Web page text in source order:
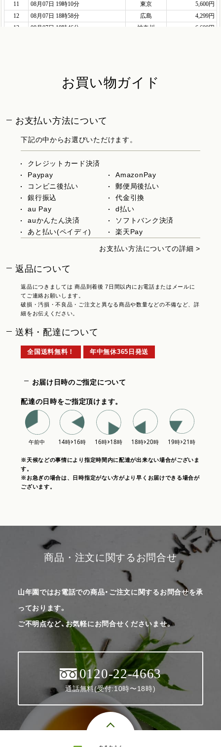
お買い物ガイド
お支払い方法について
下記の中からお選びいただけます。
クレジットカード決済
Paypay
AmazonPay
コンビニ後払い
郵便局後払い
銀行振込
代金引換
au Pay
d払い
auかんたん決済
ソフトバンク決済
あと払い(ペイディ)
楽天Pay
お支払い方法についての詳細 >
返品について
返品につきましては 商品到着後 7日間以内にお電話またはメールに
てご連絡お願いします。
破損・汚損・不良品・ご注文と異なる商品や数量などの不備など、詳
細をお伝えください。
送料・配達について
全国送料無料！ 年中無休365日発送
お届け日時のご指定について
配達の日時をご指定頂けます。
※天候などの事情により指定時間内に配達が出来ない場合がございま
す。
※お急ぎの場合は、日時指定がない方がより早くお届けできる場合が
ございます。
商品・注文に関するお問合せ
山年園ではお電話での商品・ご注文に関するお問合せを承
っております。
ご不明点など、お気軽にお問合せくださいませ。
0120-22-4663
通話無料(受付:10時〜18時)